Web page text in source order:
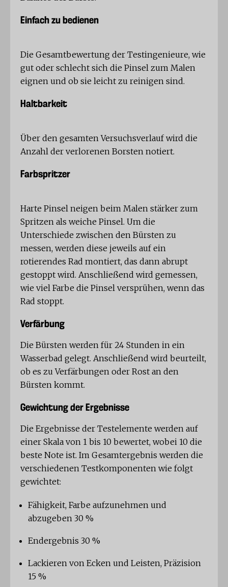
Einfach zu bedienen
Die Gesamtbewertung der Testingenieure, wie
gut oder schlecht sich die Pinsel zum Malen
eignen und ob sie leicht zu reinigen sind.
Haltbarkeit
Über den gesamten Versuchsverlauf wird die
Anzahl der verlorenen Borsten notiert.
Farbspritzer
Harte Pinsel neigen beim Malen stärker zum
Spritzen als weiche Pinsel. Um die
Unterschiede zwischen den Bürsten zu
messen, werden diese jeweils auf ein
rotierendes Rad montiert, das dann abrupt
gestoppt wird. Anschließend wird gemessen,
wie viel Farbe die Pinsel versprühen, wenn das
Rad stoppt.
Verfärbung
Die Bürsten werden für 24 Stunden in ein
Wasserbad gelegt. Anschließend wird beurteilt,
ob es zu Verfärbungen oder Rost an den
Bürsten kommt.
Gewichtung der Ergebnisse
Die Ergebnisse der Testelemente werden auf
einer Skala von 1 bis 10 bewertet, wobei 10 die
beste Note ist. Im Gesamtergebnis werden die
verschiedenen Testkomponenten wie folgt
gewichtet:
Fähigkeit, Farbe aufzunehmen und
abzugeben 30 %
Endergebnis 30 %
Lackieren von Ecken und Leisten, Präzision
15 %